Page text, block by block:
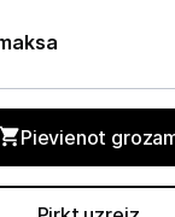
un
Pievienot